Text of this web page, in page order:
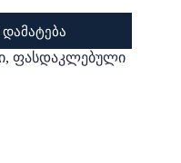
, ფასდაკლებული